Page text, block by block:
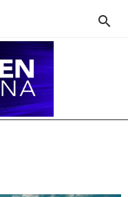
